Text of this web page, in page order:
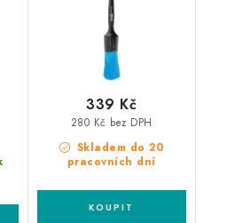
Skladem do 20
pracovních dní
280 Kč bez DPH
339 Kč